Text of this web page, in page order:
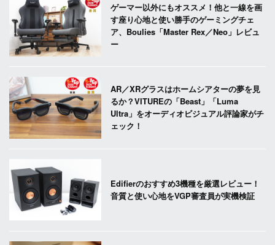
ゲーマー以外にもオススメ！他と一線を画
す座り心地と使い勝手のゲーミングチェ
ア、Boulies「Master Rex／Neo」レビュ
ー
AR／XRグラスはホームシアターの夢を見
るか？VITUREの「Beast」「Luma
Ultra」をオーディオビジュアル評論家がチ
ェック！
Edifierのおすすめ3機種を厳選レビュー！
音質と使い心地をVGP審査員が実機検証